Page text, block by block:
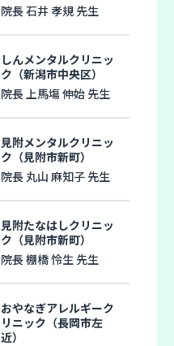
院長 石井 孝規 先生
しんメンタルクリニッ
ク（新潟市中央区）
院長 上馬塲 伸始 先生
見附メンタルクリニッ
ク（見附市新町）
院長 丸山 麻知子 先生
見附たなはしクリニッ
ク（見附市新町）
院長 棚橋 怜生 先生
おやなぎアレルギーク
リニック（長岡市左
近）